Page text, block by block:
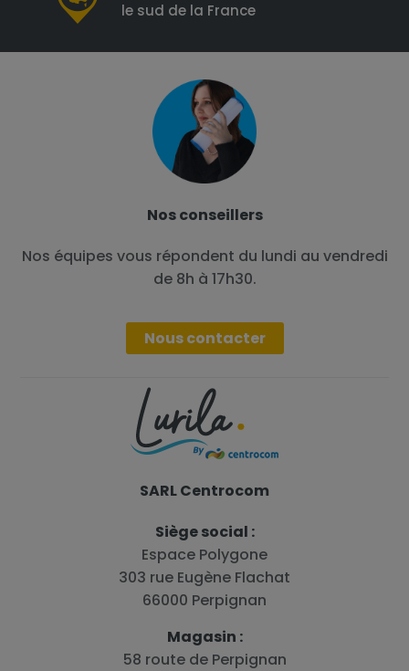
le sud de la France
Nos conseillers
Nos équipes vous répondent du lundi au vendredi
de 8h à 17h30.
Nous contacter
SARL Centrocom
Siège social :
Espace Polygone
303 rue Eugène Flachat
66000 Perpignan
Magasin :
58 route de Perpignan